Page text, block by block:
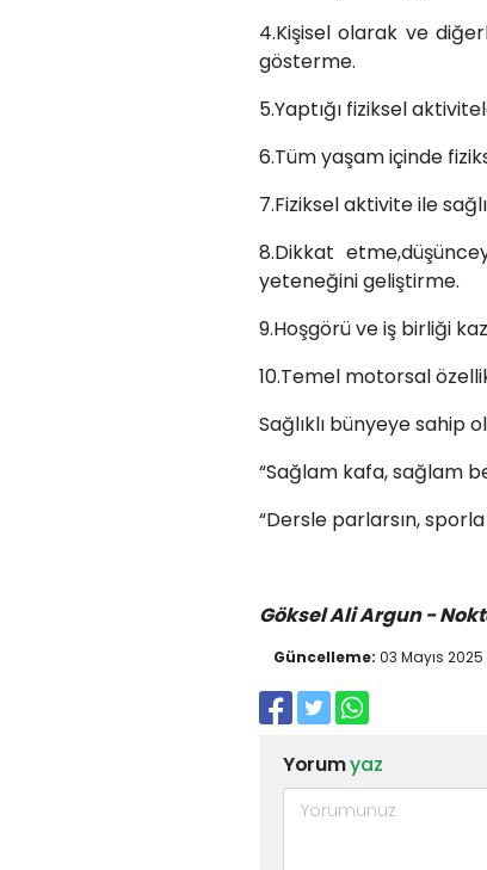
4.Kişisel olarak ve
gösterme.
5.Yaptığı fiziksel
6.Tüm yaşam içinde
7.Fiziksel aktivite ile
8.Dikkat
yeteneğini geliştirme.
9.Hoşgörü ve iş birliği
10.Temel motorsal
Sağlıklı bünyeye sahip
“Sağlam kafa, sağlam
“Dersle parlarsın,
Göksel Ali Argun -
Güncelleme: 03 Mayıs 2025
Yorumyaz